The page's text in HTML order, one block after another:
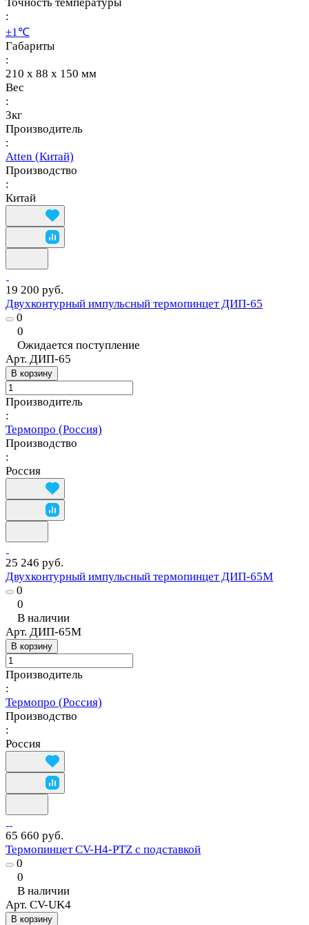
:
±1℃
Габариты
:
210 x 88 x 150 мм
Вес
:
3кг
Производитель
:
Atten (Китай)
Производство
:
Китай
19 200 руб.
Двухконтурный импульсный термопинцет ДИП-65
0
0
Ожидается поступление
Арт. ДИП-65
В корзину
Производитель
:
Термопро (Россия)
Производство
:
Россия
25 246 руб.
Двухконтурный импульсный термопинцет ДИП-65М
0
0
В наличии
Арт. ДИП-65М
В корзину
Производитель
:
Термопро (Россия)
Производство
:
Россия
65 660 руб.
Термопинцет CV-H4-PTZ с подставкой
0
0
В наличии
Арт. CV-UK4
В корзину